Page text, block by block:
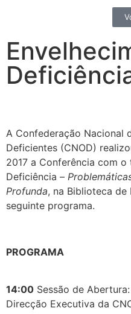
A Confederação Nacional
Deficientes (CNOD)
2017 a Conferência com
Deficiência –
Profunda, na Biblioteca de
seguinte programa.
PROGRAMA
14:00 Sessão de
Direcção Executiva da